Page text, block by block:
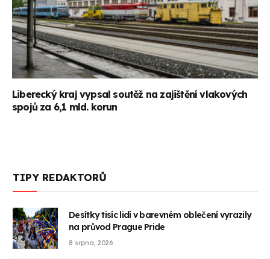
Liberecký kraj vypsal soutěž na zajištění vlakových
spojů za 6,1 mld. korun
TIPY REDAKTORŮ
Desítky tisíc lidí v barevném oblečení vyrazily
na průvod Prague Pride
8 srpna, 2026